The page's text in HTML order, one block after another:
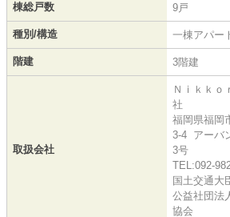
棟総戸数 9戸
種別/構造 一棟アパー
階建 3階建
取扱会社
Ｎｉｋｋ
社
福岡県福岡
3-4 アーバ
3号
TEL:092-
国土交通大
公益社団法
協会